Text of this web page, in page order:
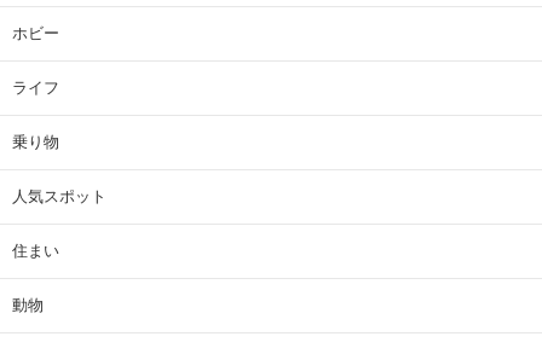
ホビー
ライフ
乗り物
人気スポット
住まい
動物